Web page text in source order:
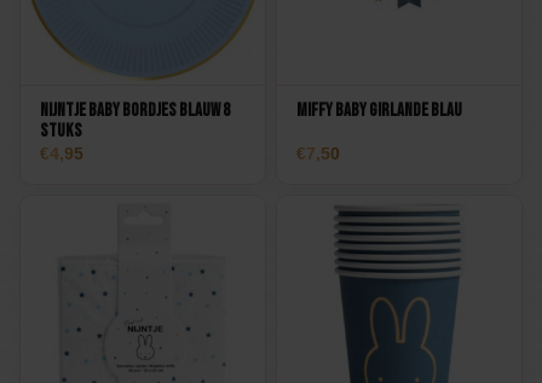
Nijntje Baby Bordjes Blauw 8
stuks
4,95
Miffy Baby Girlande Blau
7,50